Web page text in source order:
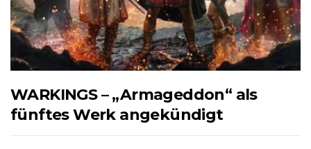
WARKINGS – „Armageddon“ als
fünftes Werk angekündigt